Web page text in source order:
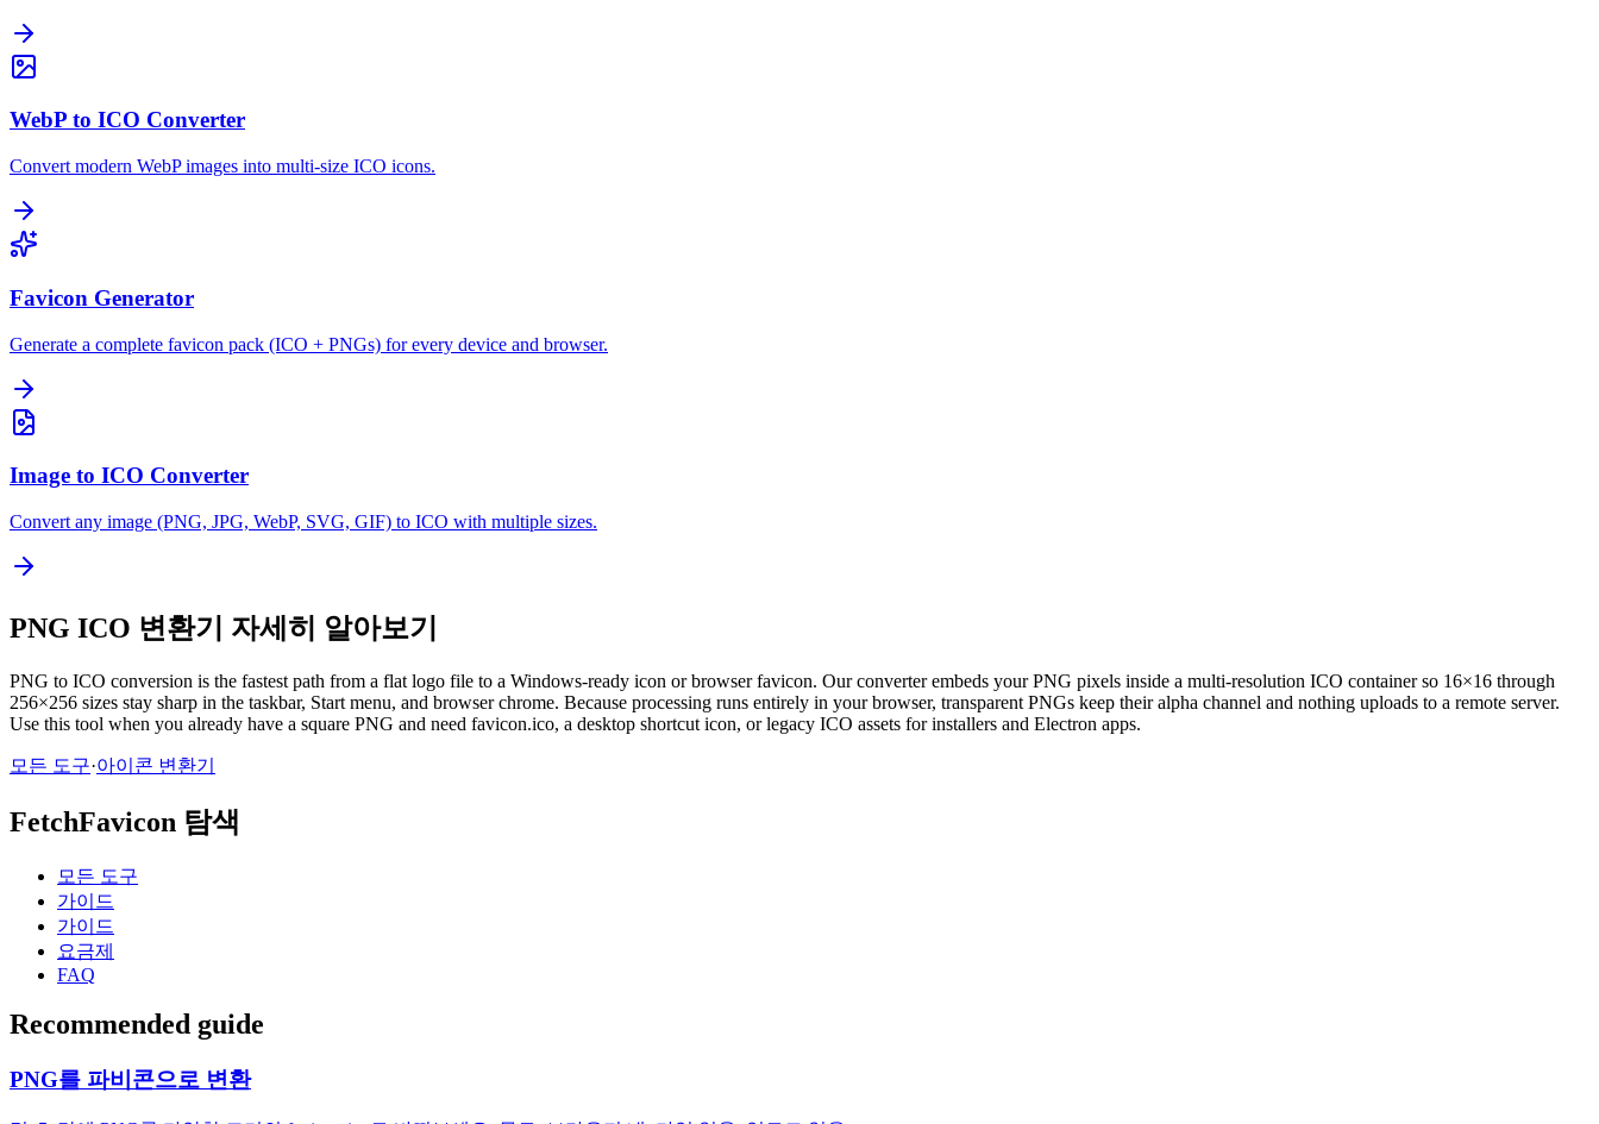
WebP to ICO Converter
Convert modern WebP images into multi-size ICO icons.
Favicon Generator
Generate a complete favicon pack (ICO + PNGs) for every device and browser.
Image to ICO Converter
Convert any image (PNG, JPG, WebP, SVG, GIF) to ICO with multiple sizes.
PNG ICO 변환기 자세히 알아보기
PNG to ICO conversion is the fastest path from a flat logo file to a Windows-ready icon or browser favicon. Our converter embeds your PNG pixels inside a multi-resolution ICO container so 16×16 through
256×256 sizes stay sharp in the taskbar, Start menu, and browser chrome. Because processing runs entirely in your browser, transparent PNGs keep their alpha channel and nothing uploads to a remote server.
Use this tool when you already have a square PNG and need favicon.ico, a desktop shortcut icon, or legacy ICO assets for installers and Electron apps.
모든 도구·아이콘 변환기
FetchFavicon 탐색
모든 도구
가이드
가이드
요금제
FAQ
Recommended guide
PNG를 파비콘으로 변환